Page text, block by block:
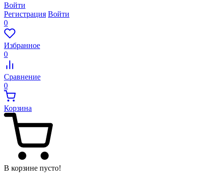
Войти
Регистрация Войти
0
Избранное
0
Сравнение
0
Корзина
В корзине пусто!